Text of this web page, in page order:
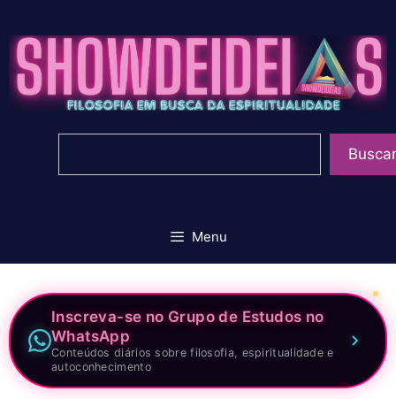
para
conteúdo
Buscar
Menu
Inscreva-se no Grupo de Estudos no
WhatsApp
Conteúdos diários sobre filosofia, espiritualidade e
autoconhecimento